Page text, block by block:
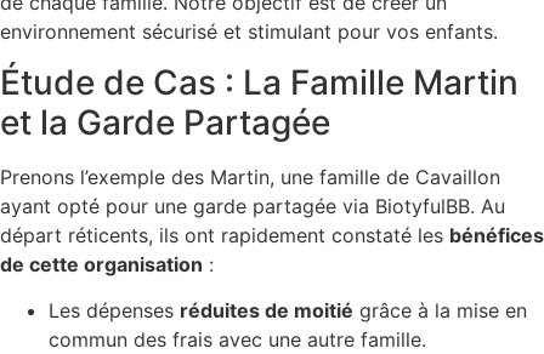
environnement sécurisé et stimulant pour vos enfants.
Étude de Cas : La Famille Martin
et la Garde Partagée
Prenons l’exemple des Martin, une famille de Cavaillon
ayant opté pour une garde partagée via BiotyfulBB. Au
départ réticents, ils ont rapidement constaté les bénéfices
de cette organisation :
Les dépenses réduites de moitié grâce à la mise en
commun des frais avec une autre famille.